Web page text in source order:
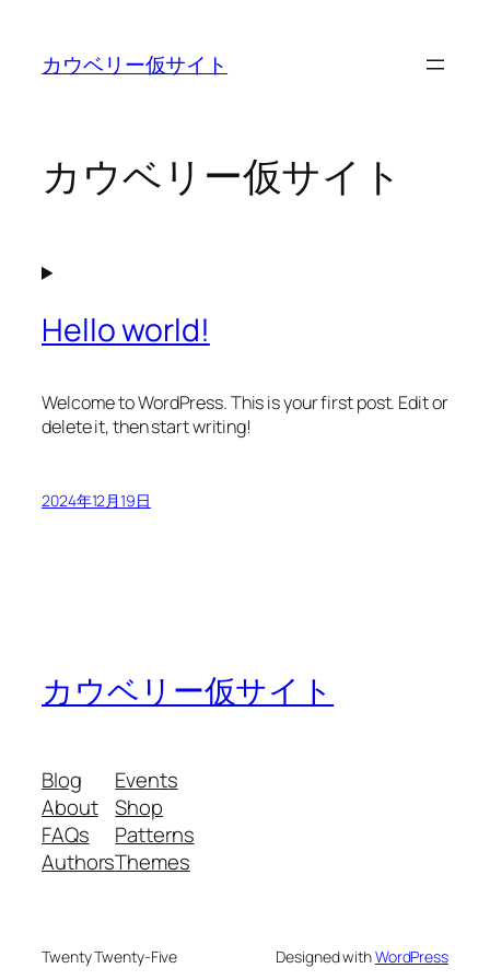
カウベリー仮サイト
カウベリー仮サイト
Hello world!
Welcome to WordPress. This is your first post. Edit or
delete it, then start writing!
2024年12月19日
カウベリー仮サイト
Blog
About
FAQs
Authors
Events
Shop
Patterns
Themes
Twenty Twenty-Five Designed withWordPress